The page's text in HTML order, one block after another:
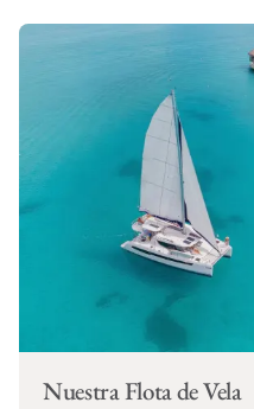
Nuestra Flota de Vela